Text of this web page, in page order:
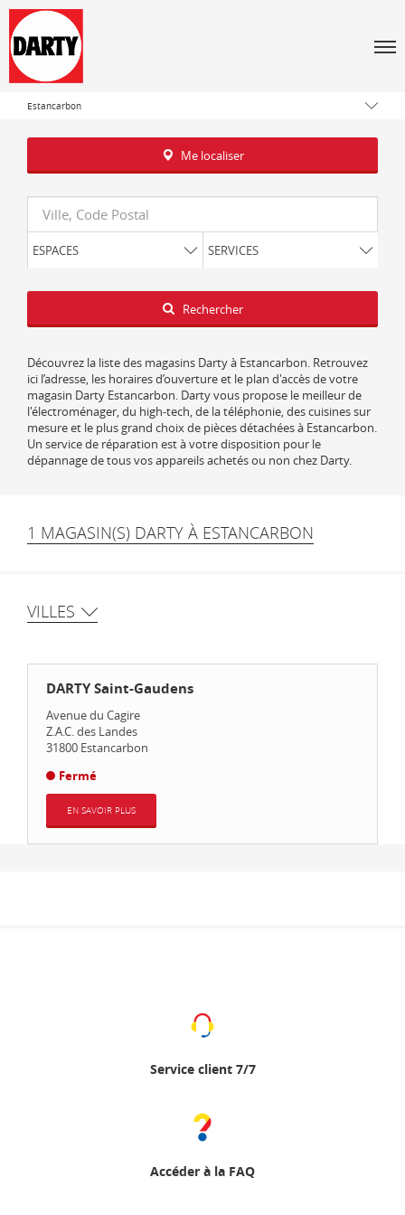
Tous les magasins Darty
Occitanie
Haute-Garonne
Estancarbon
Me localiser
Requête
ESPACES SERVICES
Latitude
Longitude
Rechercher
Découvrez la liste des magasins Darty à Estancarbon. Retrouvez
ici l’adresse, les horaires d’ouverture et le plan d'accès de votre
magasin Darty Estancarbon. Darty vous propose le meilleur de
l'électroménager, du high-tech, de la téléphonie, des cuisines sur
mesure et le plus grand choix de pièces détachées à Estancarbon.
Un service de réparation est à votre disposition pour le
dépannage de tous vos appareils achetés ou non chez Darty.
1 MAGASIN(S) DARTY À ESTANCARBON
VILLES
DARTY Saint-Gaudens
Avenue du Cagire
Z.A.C. des Landes
31800 Estancarbon
Fermé
EN SAVOIR PLUS
Service client 7/7
Accéder à la FAQ